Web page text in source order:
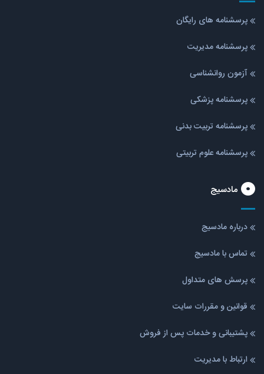
پرسشنامه های رایگان
پرسشنامه مدیریت
آزمون روانشناسی
پرسشنامه پزشکی
پرسشنامه تربیت بدنی
پرسشنامه علوم تربیتی
مادسیج
درباره مادسیج
تماس با مادسیج
پرسش های متداول
قوانین و مقررات سایت
پشتیبانی و خدمات پس از فروش
ارتباط با مدیریت